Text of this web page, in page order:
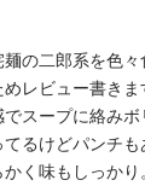
の二郎系を色
レビュー書きま
スープに絡み
るけどパンチも
く味もしっか